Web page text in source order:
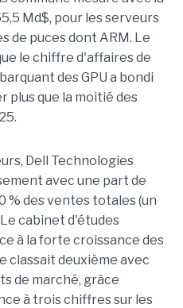
Md$, pour les serveurs
de puces dont ARM. Le
le chiffre d'affaires de
des GPU a bondi
plus que la moitié des
Dell Technologies
avec une part de
% des ventes totales (un
Le cabinet d'études
à la forte croissance des
classait deuxième avec
de marché, grâce
à trois chiffres sur les